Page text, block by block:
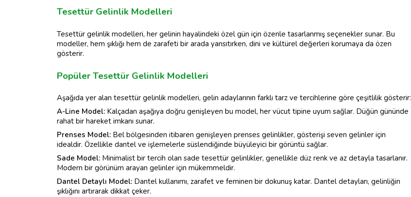
Tesettür Gelinlik Modelleri
Tesettür gelinlik modelleri, her gelinin hayalindeki özel gün için özenle tasarlanmış seçenekler sunar. Bu
modeller, hem şıklığı hem de zarafeti bir arada yansıtırken, dini ve kültürel değerleri korumaya da özen
gösterir.
Popüler Tesettür Gelinlik Modelleri
Aşağıda yer alan tesettür gelinlik modelleri, gelin adaylarının farklı tarz ve tercihlerine göre çeşitlilik gösterir:
A-Line Model: Kalçadan aşağıya doğru genişleyen bu model, her vücut tipine uyum sağlar. Düğün gününde
rahat bir hareket imkanı sunar.
Prenses Model: Bel bölgesinden itibaren genişleyen prenses gelinlikler, gösterişi seven gelinler için
idealdir. Özellikle dantel ve işlemelerle süslendiğinde büyüleyici bir görüntü sağlar.
Sade Model: Minimalist bir tercih olan sade tesettür gelinlikler, genellikle düz renk ve az detayla tasarlanır.
Modern bir görünüm arayan gelinler için mükemmeldir.
Dantel Detaylı Model: Dantel kullanımı, zarafet ve feminen bir dokunuş katar. Dantel detayları, gelinliğin
şıklığını artırarak dikkat çeker.